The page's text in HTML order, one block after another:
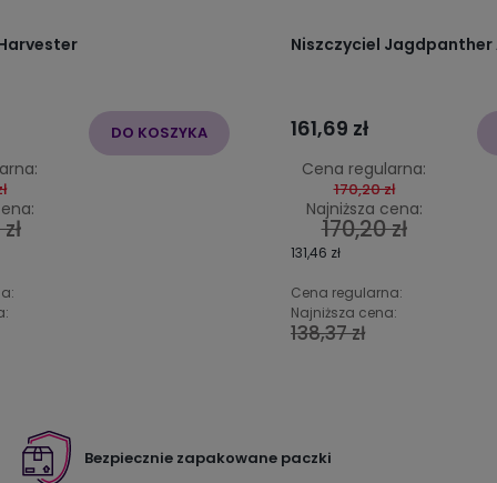
DO KOSZYKA
Niszczyciel Jagdpanther
161,69 zł
Cena regularna:
170,20 zł
Najniższa cena:
170,20 zł
131,46 zł
Cena regularna:
Najniższa cena:
138,37 zł
Bezpiecznie zapakowane paczki